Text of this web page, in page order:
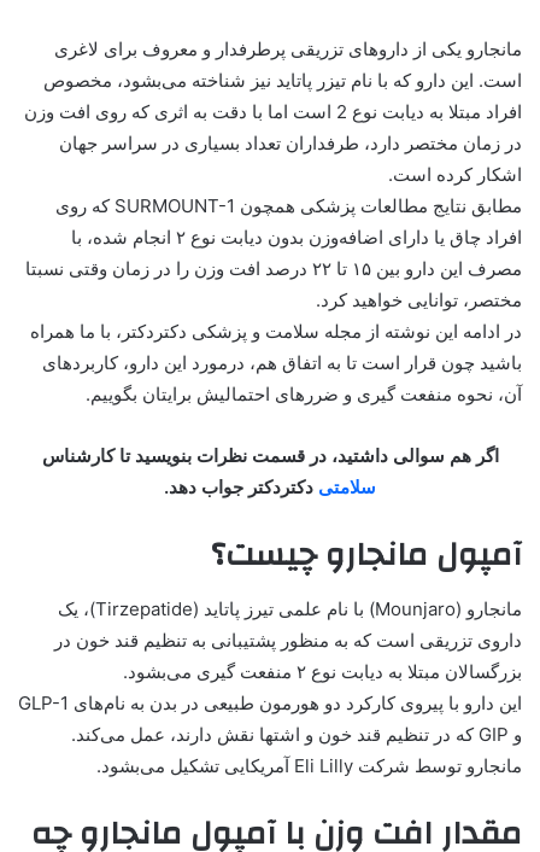
مانجارو یکی از داروهای تزریقی پرطرفدار و معروف برای لاغری
است. این دارو که با نام تیزر پاتاید نیز شناخته می‌بشود، مخصوص
افراد مبتلا به دیابت نوع 2 است اما با دقت به اثری که روی افت وزن
در زمان مختصر دارد، طرفداران تعداد بسیاری در سراسر جهان
اشکار کرده است.
مطابق نتایج مطالعات پزشکی همچون SURMOUNT-1 که روی
افراد چاق یا دارای اضافه‌وزن بدون دیابت نوع ۲ انجام شده، با
مصرف این دارو بین ۱۵ تا ۲۲ درصد افت وزن را در زمان وقتی نسبتا
مختصر، توانایی خواهید کرد.
در ادامه این نوشته از مجله سلامت و پزشکی دکتردکتر، با ما همراه
باشید چون قرار است تا به اتفاق هم، درمورد این دارو، کاربردهای
آن، نحوه منفعت گیری و ضررهای احتمالیش برایتان بگوییم.
اگر هم سوالی داشتید، در قسمت نظرات بنویسید تا کارشناس
سلامتی دکتردکتر جواب دهد.
آمپول مانجارو چیست؟
مانجارو (Mounjaro) با نام علمی تیرز پاتاید (Tirzepatide)، یک
داروی تزریقی است که به منظور پشتیبانی به تنظیم قند خون در
بزرگسالان مبتلا به دیابت نوع ۲ منفعت گیری می‌بشود.
این دارو با پیروی کارکرد دو هورمون طبیعی در بدن به نام‌های GLP-1
و GIP که در تنظیم قند خون و اشتها نقش دارند، عمل می‌کند.
مانجارو توسط شرکت Eli Lilly آمریکایی تشکیل می‌بشود.
مقدار افت وزن با آمپول مانجارو چه